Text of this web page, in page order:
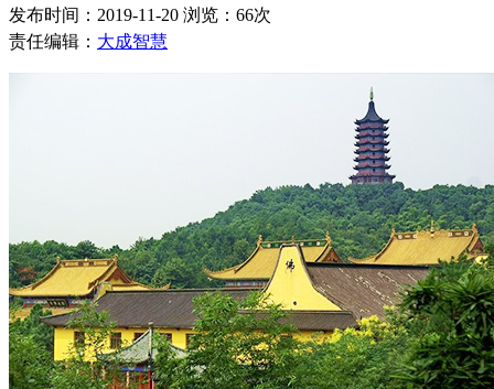
发布时间：2019-11-20 浏览：66次
责任编辑： 大成智慧